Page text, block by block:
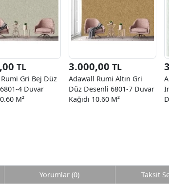
TL
Gri Bej Düz
4 Duvar
M²
3.000,00 TL
Adawall Rumi Altın Gri
Düz Desenli 6801-7 Duvar
Kağıdı 10.60 M²
Yorumlar (0) Taksit